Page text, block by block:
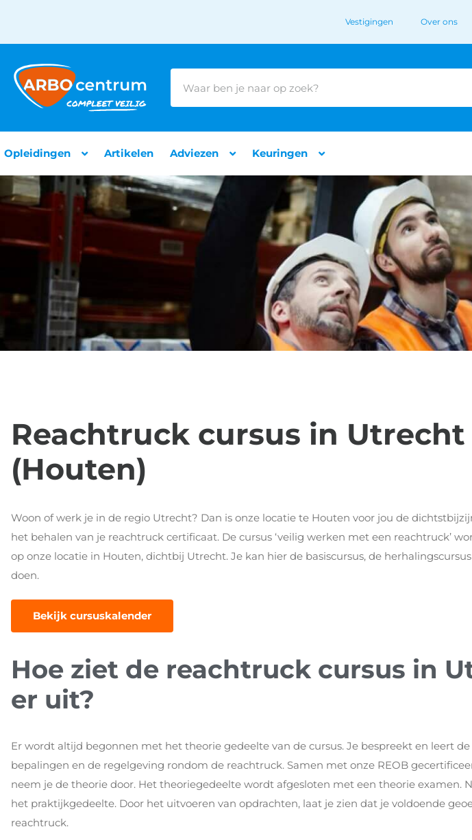
Vestigingen Over ons
Opleidingen Artikelen Adviezen Keuringen
Reachtruck cursus in Utrecht
(Houten)
Woon of werk je in de regio Utrecht? Dan is onze locatie te Houten voor jou de
het behalen van je reachtruck certificaat. De cursus ‘veilig werken met een reachtruck’
op onze locatie in Houten, dichtbij Utrecht. Je kan hier de basiscursus, de
doen.
Bekijk cursuskalender
Hoe ziet de reachtruck cursus in
er uit?
Er wordt altijd begonnen met het theorie gedeelte van de cursus. Je bespreekt en leert
bepalingen en de regelgeving rondom de reachtruck. Samen met onze REOB
neem je de theorie door. Het theoriegedeelte wordt afgesloten met een theorie examen.
het praktijkgedeelte. Door het uitvoeren van opdrachten, laat je zien dat je voldoende
reachtruck.